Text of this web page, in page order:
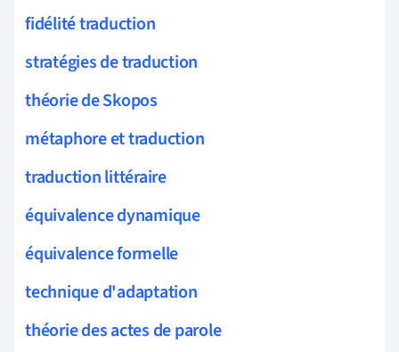
fidélité traduction
stratégies de traduction
théorie de Skopos
métaphore et traduction
traduction littéraire
équivalence dynamique
équivalence formelle
technique d'adaptation
théorie des actes de parole